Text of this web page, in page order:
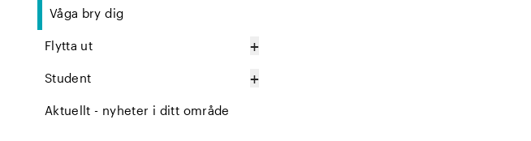
Våga bry dig
Flytta ut +
Student +
Aktuellt - nyheter i ditt område